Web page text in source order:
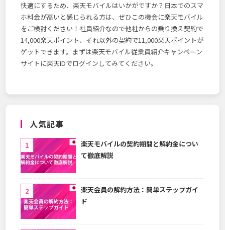
快適にするため、楽天モバイルはいかがですか？日本でのスマ
ホ料金が高いと感じられる方は、ぜひこの機会に楽天モバイル
をご検討ください！社員紹介なので他社からの乗り換え契約で
14,000楽天ポイント、それ以外の契約で11,000楽天ポイントが
ゲットできます。まずは楽天モバイル従業員紹介キャンペーン
サイトに楽天IDでログインしてみてください。
人気記事
楽天モバイルの契約期間と解約金につい
て徹底解説
楽天会員の解約方法：簡単ステップガイ
ド